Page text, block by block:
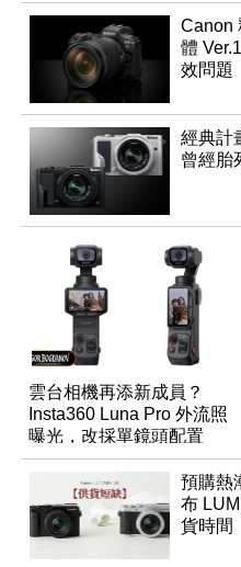
Canon
體
效問題
經典計
曾經胎
雲台相機再添新成員？
Insta360 Luna Pro 外流照
曝光，改採單鏡頭配置
預購熱
布
貨時間